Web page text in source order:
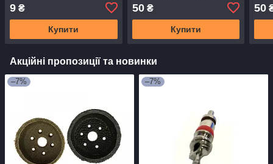
9 ₴
Купити
ножного насоса
50₴
Купити
50
Акційні пропозиції та новинки
–7% –7%